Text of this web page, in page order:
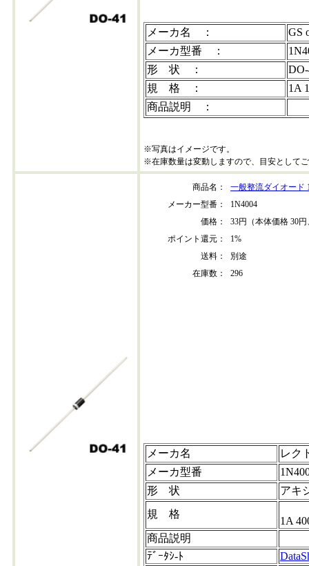
メーカ名 ：
GS
メーカ型番 ：
形 状 ：
規 格 ：
1A
商品説明 ：
※写真はイメージです。
※在庫数量は変動しますので、目安として
商品名：
一般整流ダイオード
メーカー型番：
1N4004
価格：
33円（本体価格 30
ポイント還元：
1%
送料：
別途
在庫数：
296
メーカ名
レク
メーカ型番
形 状
アキ
規 格
1A
商品説明
ﾃﾞｰﾀｼ-ﾄ